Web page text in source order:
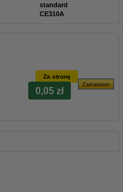
standard
CE310A
Za stronę
0,05 zł